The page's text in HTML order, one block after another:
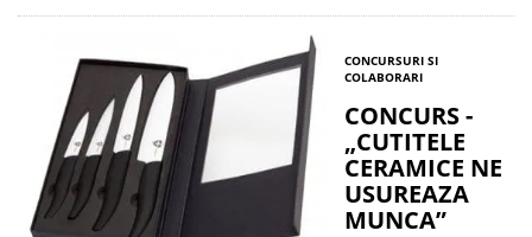
CONCURSURI SI
COLABORARI
CONCURS -
„CUTITELE
CERAMICE NE
USUREAZA
MUNCA”